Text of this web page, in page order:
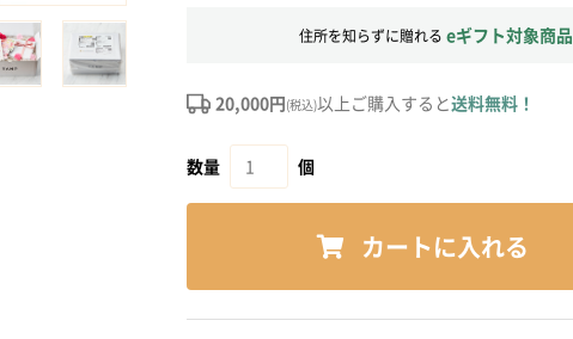
住所を知らずに贈れる eギフト対象商品
20,000円(税込)以上ご購入すると送料無料！
数量 個
カートに入れる